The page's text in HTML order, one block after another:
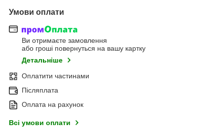
Умови оплати
Ви отримаєте замовлення
або гроші повернуться на вашу картку
Детальніше
Оплатити частинами
Післяплата
Оплата на рахунок
Всі умови оплати